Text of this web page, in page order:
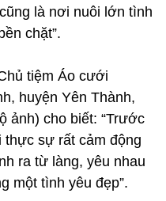
là nơi nuôi lớn tình
chặt”.
tiệm Áo cưới
huyện Yên Thành,
ảnh) cho biết: “Trước
thực sự rất cảm động
ra từ làng, yêu nhau
một tình yêu đẹp”.